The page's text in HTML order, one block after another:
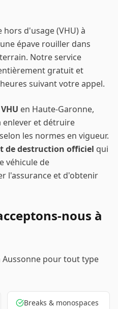
d'usage (VHU) à
épave rouiller dans
Notre service
gratuit et
suivant votre appel.
en Haute-Garonne,
enlever et détruire
les normes en vigueur.
de destruction officiel qui
véhicule de
l'assurance et d'obtenir
nous à
Aussonne pour tout type
Breaks & monospaces